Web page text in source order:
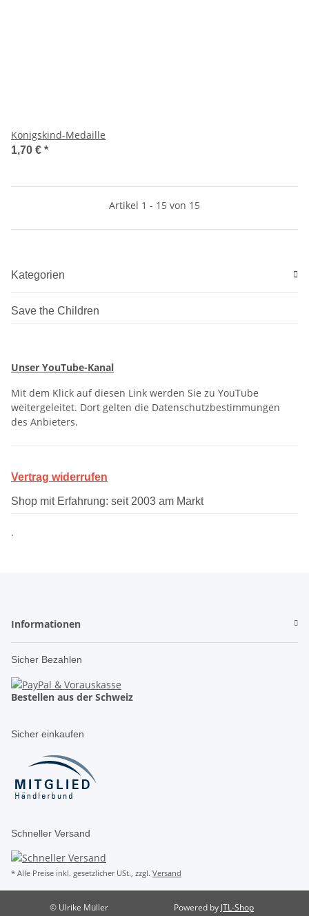
Königskind-Medaille
1,70 € *
Artikel 1 - 15 von 15
Kategorien
Save the Children
Unser YouTube-Kanal
Mit dem Klick auf diesen Link werden Sie zu YouTube
weitergeleitet. Dort gelten die Datenschutzbestimmungen
des Anbieters.
Vertrag widerrufen
Shop mit Erfahrung: seit 2003 am Markt
.
Informationen
Sicher Bezahlen
Bestellen aus der Schweiz
Sicher einkaufen
Schneller Versand
* Alle Preise inkl. gesetzlicher USt., zzgl. Versand
© Ulrike Müller Powered by JTL-Shop